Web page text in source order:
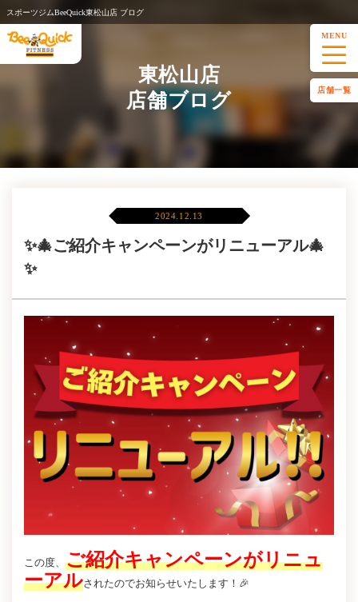
スポーツジムBeeQuick東松山店 ブログ
MENU
店舗一覧
東松山店
店舗ブログ
2024.12.13
✨🎄ご紹介キャンペーンがリニューアル🎄
✨
この度、 ご紹介キャンペーンがリニュ
ーアルされたのでお知らせいたします！🎉